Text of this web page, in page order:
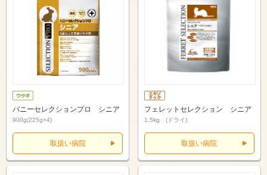
バニーセレクションプロ シニア
900g(225g×4)
取扱い病院
フェレットセレクション シニア
1.5kg (ドライ)
取扱い病院